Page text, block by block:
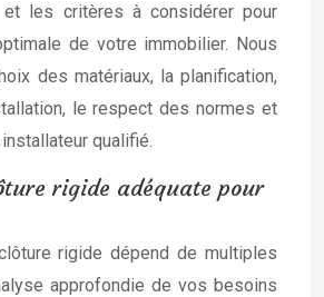
et les critères à considérer pour
de votre immobilier. Nous
des matériaux, la planification,
le respect des normes et
qualifié.
rigide adéquate pour
rigide dépend de multiples
approfondie de vos besoins